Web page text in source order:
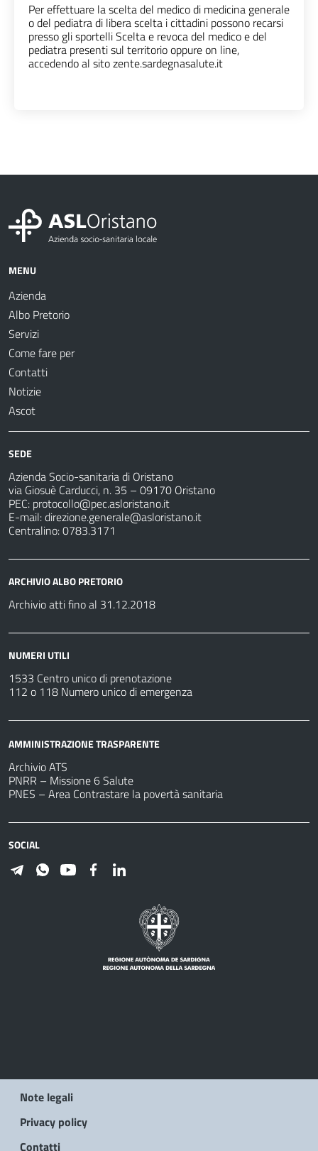
Per effettuare la scelta del medico di medicina generale
o del pediatra di libera scelta i cittadini possono recarsi
presso gli sportelli Scelta e revoca del medico e del
pediatra presenti sul territorio oppure on line,
accedendo al sito zente.sardegnasalute.it
MENU
Azienda
Albo Pretorio
Servizi
Come fare per
Contatti
Notizie
Ascot
SEDE
Azienda Socio-sanitaria di Oristano
via Giosuè Carducci, n. 35 – 09170 Oristano
PEC: protocollo@pec.asloristano.it
E-mail:direzione.generale@asloristano.it
Centralino: 0783.3171
ARCHIVIO ALBO PRETORIO
Archivio atti fino al 31.12.2018
NUMERI UTILI
1533 Centro unico di prenotazione
112 o 118 Numero unico di emergenza
AMMINISTRAZIONE TRASPARENTE
Archivio ATS
PNRR – Missione 6 Salute
PNES – Area Contrastare la povertà sanitaria
SOCIAL
Note legali
Privacy policy
Contatti